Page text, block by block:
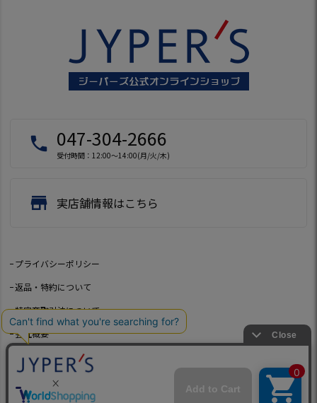
local_phone 047-304-2666
受付時間：12:00～14:00(月/火/木)
store 実店舗情報はこちら
プライバシーポリシー
返品・特約について
特定商取引法について
会社概要
よくあるご質問
お問い合わせ